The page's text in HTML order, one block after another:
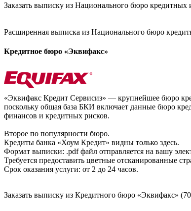
Заказать выписку из Национального бюро кредитных
Расширенная выписка из Национального бюро
Кредитное бюро «Эквифакс»
«Эквифакс Кредит Сервисиз» — крупнейшее бюро
поскольку общая база БКИ включает данные бюро
финансов и кредитных рисков.
Второе по популярности бюро.
Кредиты банка «Хоум Кредит» видны только здесь.
Формат выписки: .pdf файл отправляется на вашу
Требуется предоставить цветные отсканированные
Срок оказания услуги: от 2 до 24 часов.
Заказать выписку из Кредитного бюро «Эквифакс»